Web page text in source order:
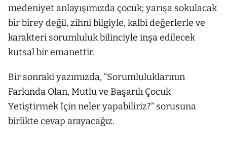
medeniyet anlayışımızda çocuk; yarışa sokulacak
bir birey değil, zihni bilgiyle, kalbi değerlerle ve
karakteri sorumluluk bilinciyle inşa edilecek
kutsal bir emanettir.
Bir sonraki yazımızda, “Sorumluluklarının
Farkında Olan, Mutlu ve Başarılı Çocuk
Yetiştirmek İçin neler yapabiliriz?” sorusuna
birlikte cevap arayacağız.